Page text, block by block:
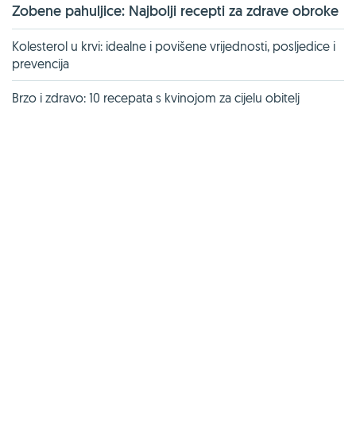
Zobene pahuljice: Najbolji recepti za zdrave obroke
Kolesterol u krvi: idealne i povišene vrijednosti, posljedice i
prevencija
Brzo i zdravo: 10 recepata s kvinojom za cijelu obitelj